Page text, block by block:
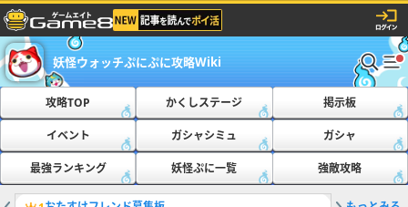
妖怪ウォッチぷにぷに攻略Wiki
攻略TOP かくしステージ 掲示板
イベント ガシャシミュ ガシャ
最強ランキング 妖怪ぷに一覧 強敵攻略